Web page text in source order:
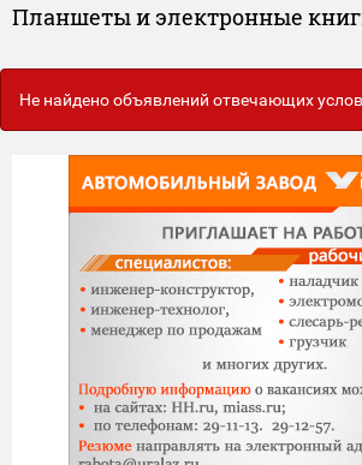
Планшеты и электронные
Не найдено объявлений отвечающих